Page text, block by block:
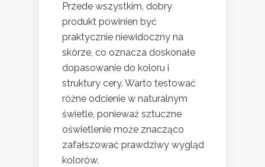
Przede wszystkim, dobry
produkt powinien być
praktycznie niewidoczny na
skórze, co oznacza doskonałe
dopasowanie do koloru i
struktury cery. Warto testować
różne odcienie w naturalnym
świetle, ponieważ sztuczne
oświetlenie może znacząco
zafałszować prawdziwy wygląd
kolorów.